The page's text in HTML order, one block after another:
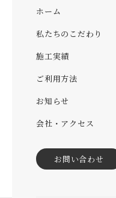
ホーム
私たちのこだわり
施工実績
ご利用方法
お知らせ
会社・アクセス
お問い合わせ